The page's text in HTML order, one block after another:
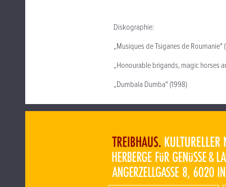
Diskographie:
„Musiques de Tsiganes de Roumanie"
„Honourable brigands, magic horses
„Dumbala Dumba" (1998)